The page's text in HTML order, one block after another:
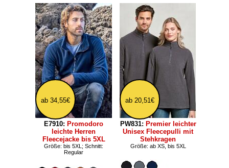
ab 34,55€
E7910: Promodoro
leichte Herren
Fleecejacke bis 5XL
Größe: bis 5XL; Schnitt:
Regular
ab 20,51€
PW831: Premier leichter
Unisex Fleecepulli mit
Stehkragen
Größe: ab XS, bis 5XL